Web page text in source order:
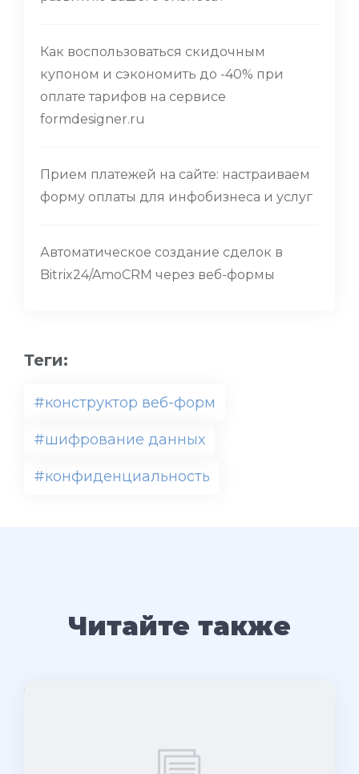
Как воспользоваться скидочным
купоном и сэкономить до -40% при
оплате тарифов на сервисе
formdesigner.ru
Прием платежей на сайте: настраиваем
форму оплаты для инфобизнеса и услуг
Автоматическое создание сделок в
Bitrix24/AmoCRM через веб-формы
Теги:
#конструктор веб-форм
#шифрование данных
#конфиденциальность
Читайте также